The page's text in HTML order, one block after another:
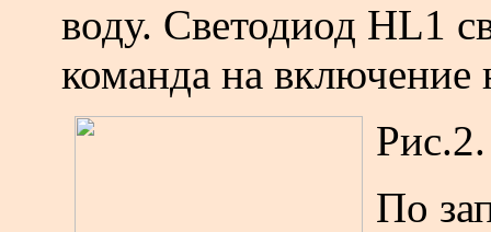
воду. Светодиод HL1
команда на включение
Рис.2.
По